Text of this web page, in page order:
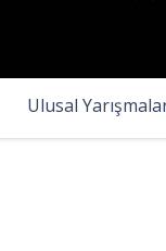
Ulusal